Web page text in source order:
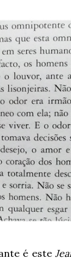
é este